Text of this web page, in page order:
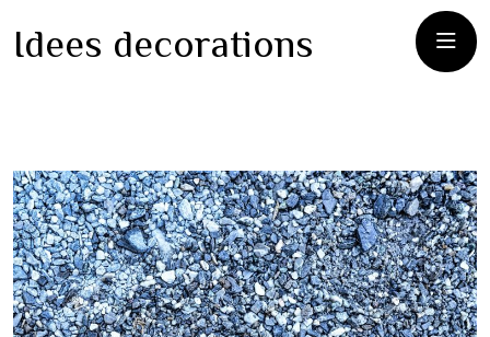
Idees decorations